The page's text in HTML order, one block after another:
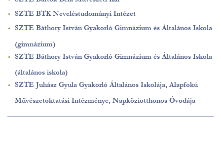
SZTE BTK Neveléstudományi Intézet
SZTE Báthory István Gyakorló Gimnázium és Általános Iskola
(gimnázium)
SZTE Báthory István Gyakorló Gimnázium és Általános Iskola
(általános iskola)
SZTE Juhász Gyula Gyakorló Általános Iskolája, Alapfokú
Művészetoktatási Intézménye, Napköziotthonos Óvodája